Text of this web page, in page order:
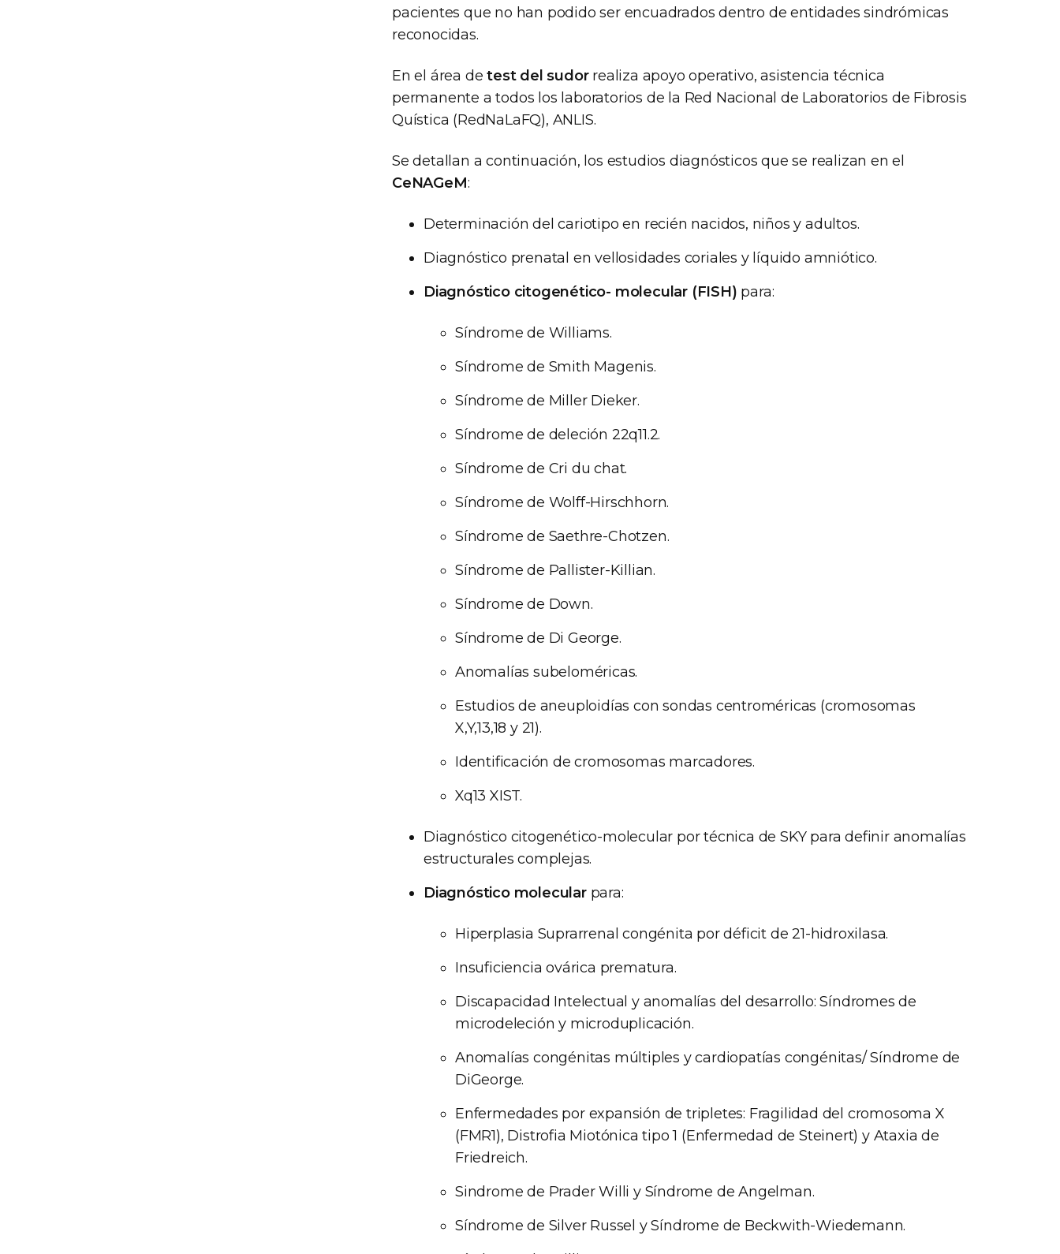
pacientes que no han podido ser encuadrados dentro de entidades sindrómicas
reconocidas.
En el área detest del sudorrealiza apoyo operativo, asistencia técnica
permanente a todos los laboratorios de la Red Nacional de Laboratorios de Fibrosis
Quística (RedNaLaFQ), ANLIS.
Se detallan a continuación, los estudios diagnósticos que se realizan en el
CeNAGeM:
Determinación del cariotipo en recién nacidos, niños y adultos.
Diagnóstico prenatal en vellosidades coriales y líquido amniótico.
Diagnóstico citogenético- molecular (FISH) para:
Síndrome de Williams.
Síndrome de Smith Magenis.
Síndrome de Miller Dieker.
Síndrome de deleción 22q11.2.
Síndrome de Cri du chat.
Síndrome de Wolff-Hirschhorn.
Síndrome de Saethre-Chotzen.
Síndrome de Pallister-Killian.
Síndrome de Down.
Síndrome de Di George.
Anomalías subeloméricas.
Estudios de aneuploidías con sondas centroméricas (cromosomas
X,Y,13,18 y 21).
Identificación de cromosomas marcadores.
Xq13 XIST.
Diagnóstico citogenético-molecular por técnica de SKY para definir anomalías
estructurales complejas.
Diagnóstico molecularpara:
Hiperplasia Suprarrenal congénita por déficit de 21-hidroxilasa.
Insuficiencia ovárica prematura.
Discapacidad Intelectual y anomalías del desarrollo: Síndromes de
microdeleción y microduplicación.
Anomalías congénitas múltiples y cardiopatías congénitas/ Síndrome de
DiGeorge.
Enfermedades por expansión de tripletes: Fragilidad del cromosoma X
(FMR1), Distrofia Miotónica tipo 1 (Enfermedad de Steinert) y Ataxia de
Friedreich.
Sindrome de Prader Willi y Síndrome de Angelman.
Síndrome de Silver Russel y Síndrome de Beckwith-Wiedemann.